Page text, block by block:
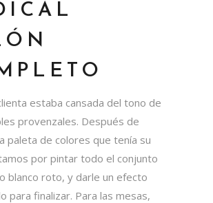
estaba cansada del tono de
provenzales. Después de
paleta de colores que tenía su
por pintar todo el conjunto
blanco roto, y darle un efecto
para finalizar. Para las mesas,